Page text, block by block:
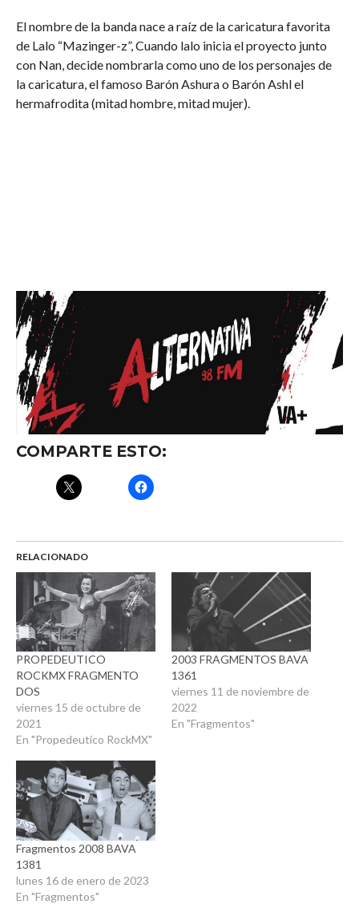
El nombre de la banda nace a raíz de la caricatura favorita
de Lalo “Mazinger-z”, Cuando lalo inicia el proyecto junto
con Nan, decide nombrarla como uno de los personajes de
la caricatura, el famoso Barón Ashura o Barón Ashl el
hermafrodita (mitad hombre, mitad mujer).
COMPARTE ESTO:
RELACIONADO
PROPEDEUTICO
ROCKMX FRAGMENTO
DOS
viernes 15 de octubre de
2021
En "Propedeutico RockMX"
2003 FRAGMENTOS BAVA
1361
viernes 11 de noviembre de
2022
En "Fragmentos"
Fragmentos 2008 BAVA
1381
lunes 16 de enero de 2023
En "Fragmentos"